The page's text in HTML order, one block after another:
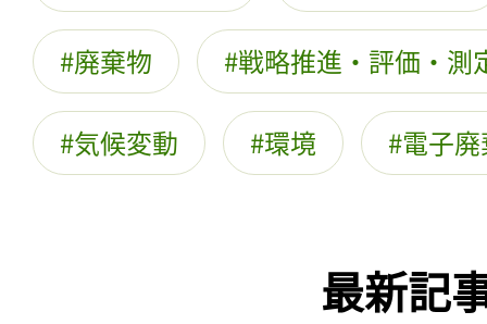
廃棄物 戦略推進・評価・測
気候変動 環境 電子
最新記